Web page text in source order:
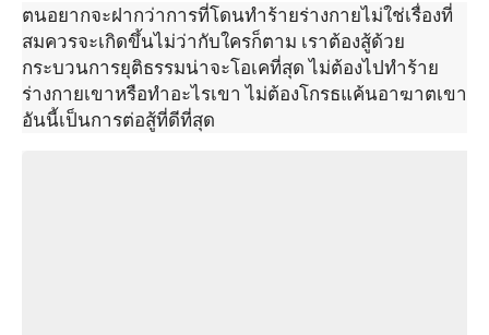
ตนอยากจะฝากว่าการที่โดนทำร้ายร่างกายไม่ใช่เรื่องที่
สมควรจะเกิดขึ้นไม่ว่ากับใครก็ตาม เราต้องสู้ด้วย
กระบวนการยุติธรรมน่าจะโอเคที่สุด ไม่ต้องไปทำร้าย
ร่างกายเขาหรือทำอะไรเขา ไม่ต้องโกรธแค้นอาฆาตเขา
อันนี้เป็นการต่อสู้ที่ดีที่สุด